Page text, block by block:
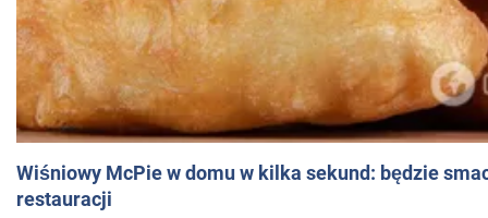
Wiśniowy McPie w domu w kilka sekund: będzie
restauracji